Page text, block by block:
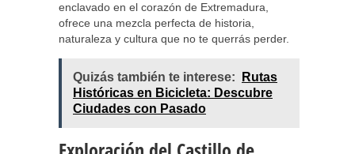
enclavado en el corazón de Extremadura,
ofrece una mezcla perfecta de historia,
naturaleza y cultura que no te querrás perder.
Quizás también te interese:
Rutas
Históricas en Bicicleta: Descubre
Ciudades con Pasado